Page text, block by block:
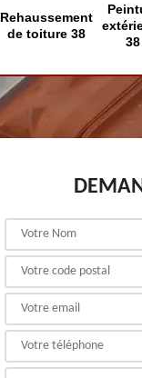
Rehaussement
de toiture 38
38